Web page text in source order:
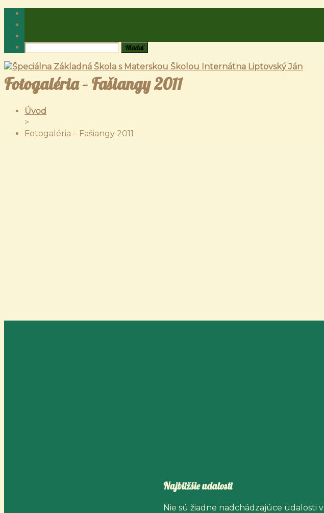
Fotogaléria – Fašiangy 2011
Úvod
>
Fotogaléria – Fašiangy 2011
Najbližšie udalosti
Nie sú žiadne nadchádzajúce udalosti v